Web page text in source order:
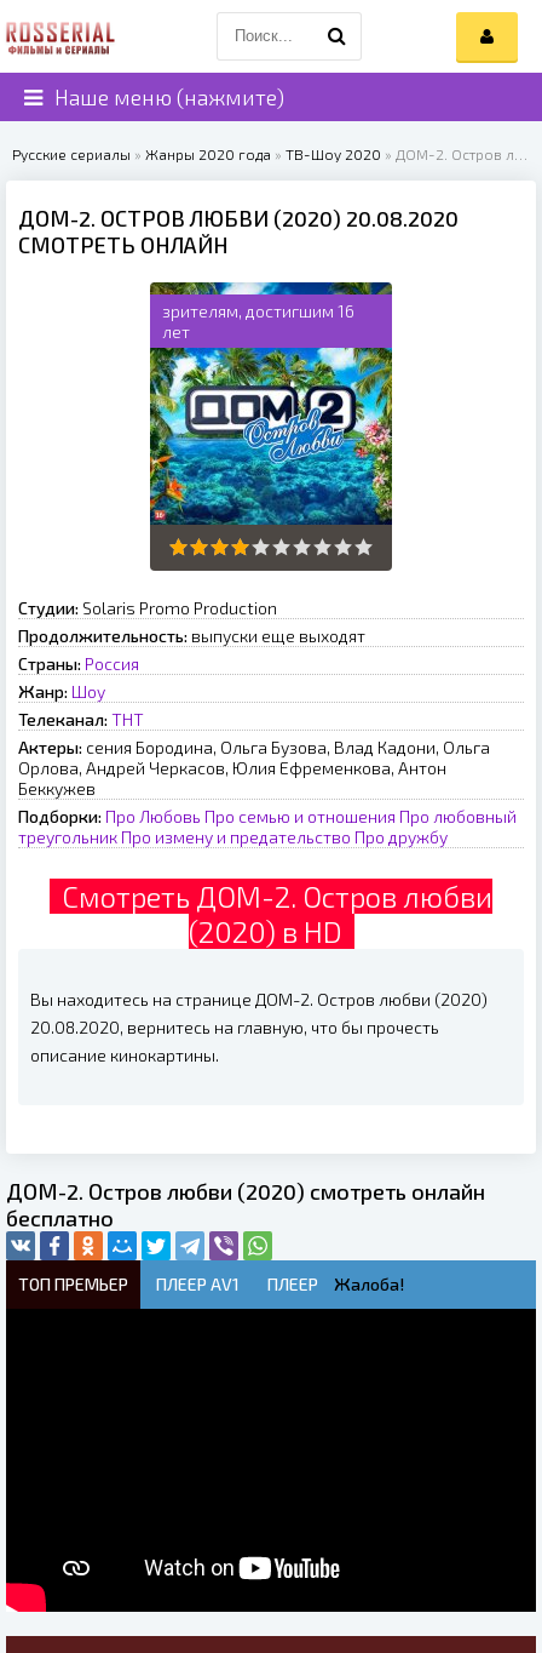
Наше меню (нажмите)
Русские сериалы » Жанры 2020 года » ТВ-Шоу 2020 » ДОМ-2. Остров любви (2020)
ДОМ-2. ОСТРОВ ЛЮБВИ (2020) 20.08.2020
СМОТРЕТЬ ОНЛАЙН
зрителям, достигшим 16
лет
Студии: Solaris Promo Production
Продолжительность: выпуски еще выходят
Страны: Россия
Жанр: Шоу
Телеканал: ТНТ
Актеры: сения Бородина, Ольга Бузова, Влад Кадони, Ольга
Орлова, Андрей Черкасов, Юлия Ефременкова, Антон
Беккужев
Подборки: Про Любовь Про семью и отношения Про любовный
треугольник Про измену и предательство Про дружбу
Смотреть ДОМ-2. Остров любви
(2020) в HD
Вы находитесь на странице ДОМ-2. Остров любви (2020)
20.08.2020, вернитесь на главную, что бы прочесть
описание кинокартины.
ДОМ-2. Остров любви (2020) смотреть онлайн
бесплатно
ТОП ПРЕМЬЕР ПЛЕЕР AV1 ПЛЕЕР Жалоба!